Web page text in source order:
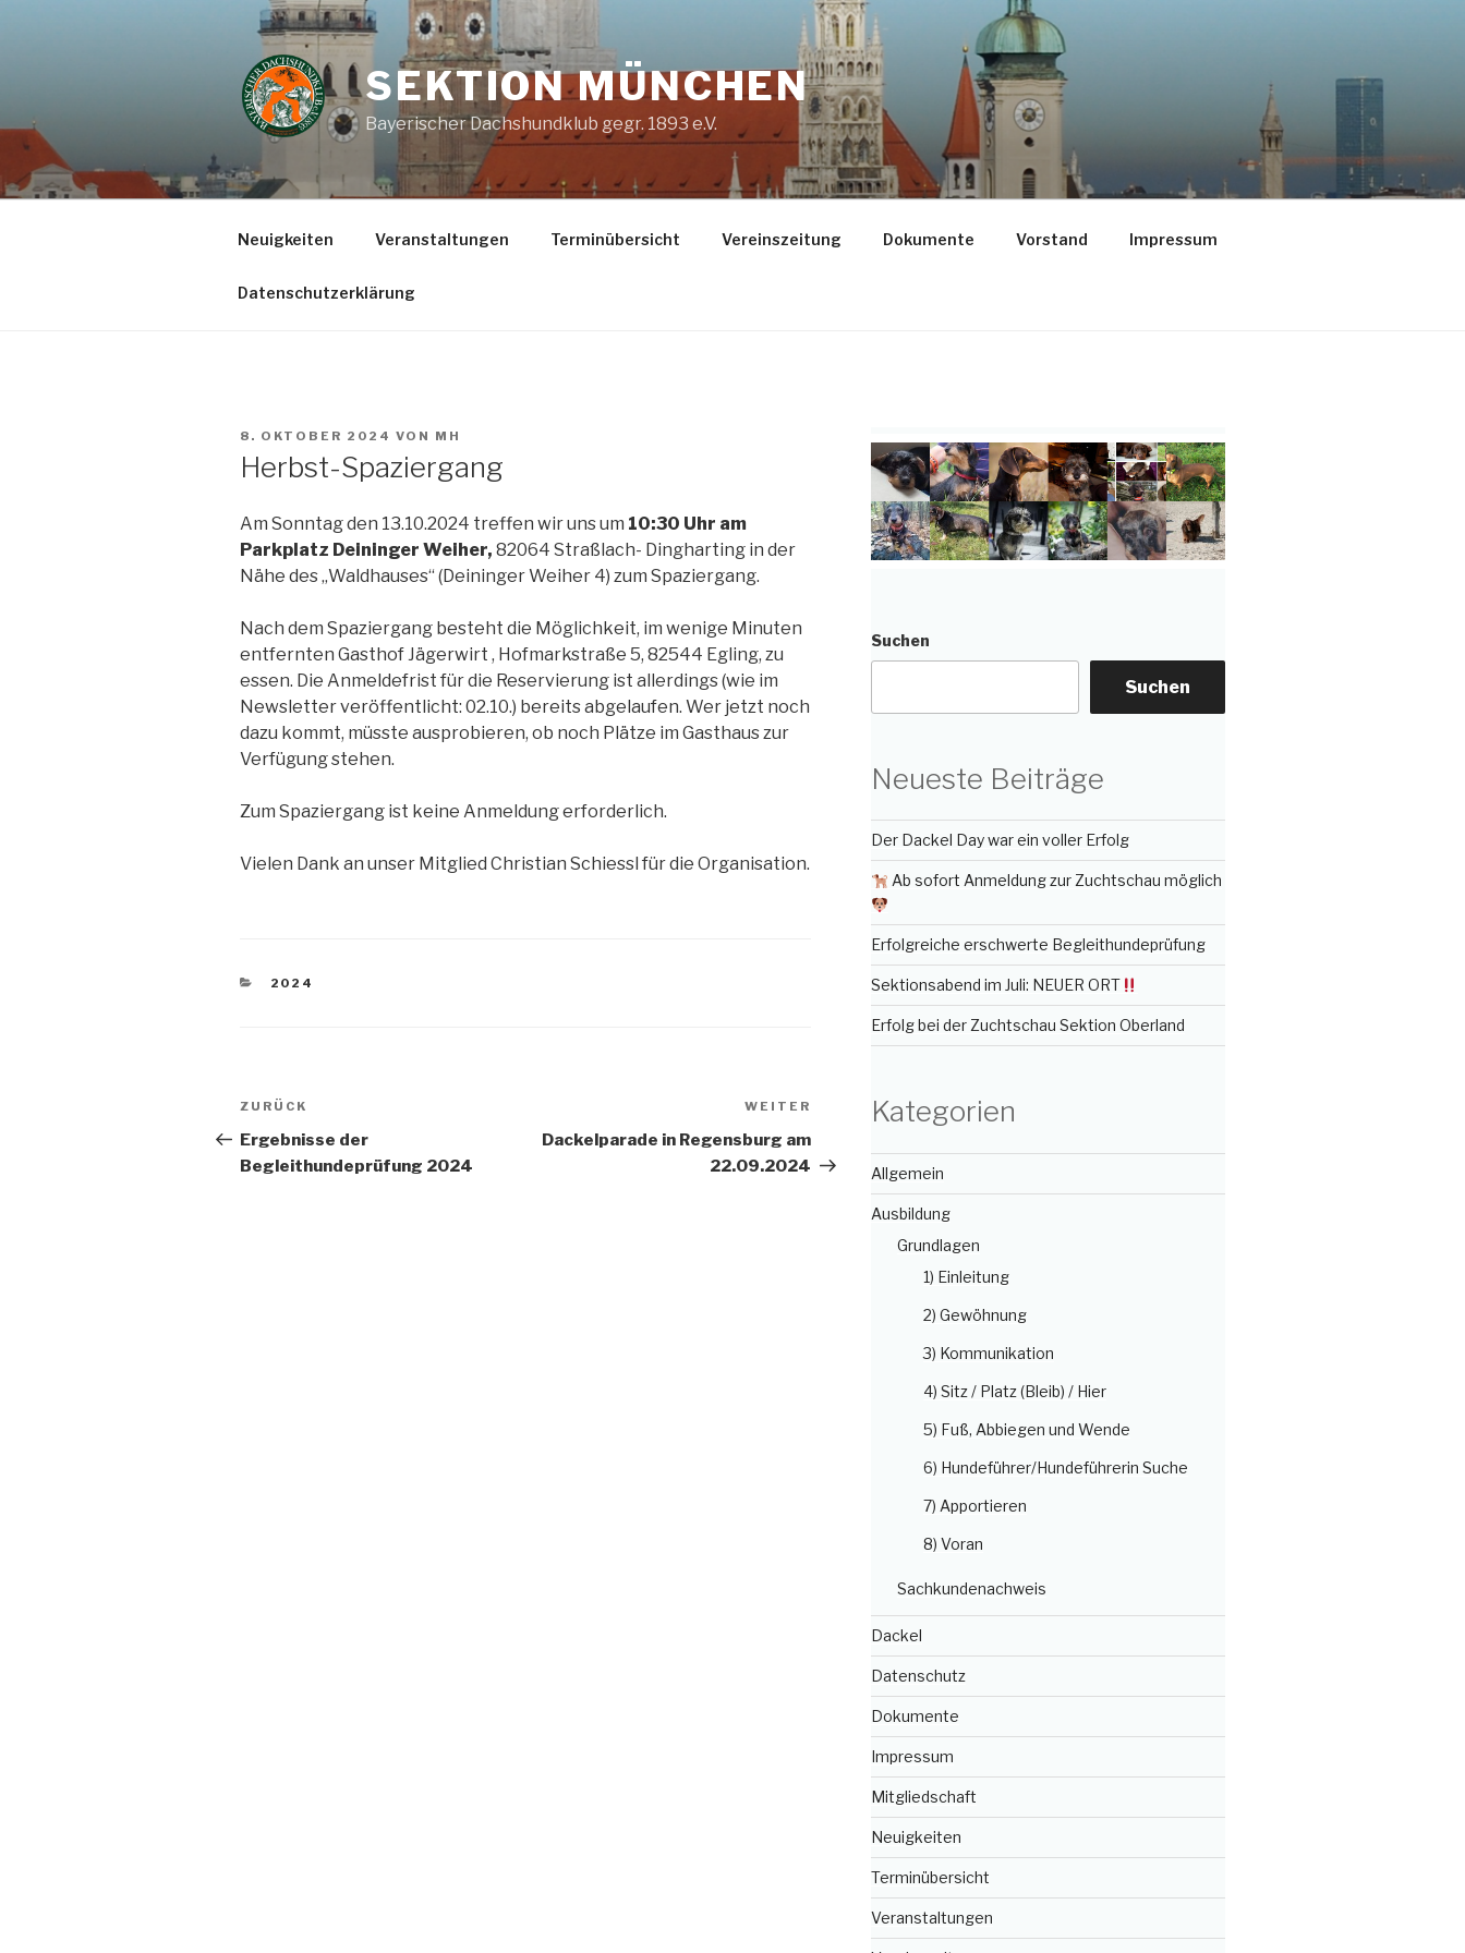
SEKTION MÜNCHEN
Bayerischer Dachshundklub gegr. 1893 e.V.
Neuigkeiten Veranstaltungen Terminübersicht Vereinszeitung Dokumente Vorstand Impressum
Datenschutzerklärung
VERÖFFENTLICHT
8. OKTOBER 2024 VON MH
Herbst-Spaziergang
Am Sonntag den 13.10.2024 treffen wir uns um 10:30 Uhr am
Parkplatz Deininger Weiher, 82064 Straßlach- Dingharting in der
Nähe des „Waldhauses“ (Deininger Weiher 4) zum Spaziergang.
Nach dem Spaziergang besteht die Möglichkeit, im wenige Minuten
entfernten Gasthof Jägerwirt , Hofmarkstraße 5, 82544 Egling, zu
essen. Die Anmeldefrist für die Reservierung ist allerdings (wie im
Newsletter veröffentlicht: 02.10.) bereits abgelaufen. Wer jetzt noch
dazu kommt, müsste ausprobieren, ob noch Plätze im Gasthaus zur
Verfügung stehen.
Zum Spaziergang ist keine Anmeldung erforderlich.
Vielen Dank an unser Mitglied Christian Schiessl für die Organisation.
KATEGORIEN
2024
Beitragsnavigation
Vorheriger
Beitrag
ZURÜCK
Ergebnisse der
Begleithundeprüfung 2024
Nächster
Beitrag
WEITER
Dackelparade in Regensburg am
22.09.2024
Suchen
Suchen
Neueste Beiträge
Der Dackel Day war ein voller Erfolg
Ab sofort Anmeldung zur Zuchtschau möglich
Erfolgreiche erschwerte Begleithundeprüfung
Sektionsabend im Juli: NEUER ORT
Erfolg bei der Zuchtschau Sektion Oberland
Kategorien
Allgemein
Ausbildung
Grundlagen
1) Einleitung
2) Gewöhnung
3) Kommunikation
4) Sitz / Platz (Bleib) / Hier
5) Fuß, Abbiegen und Wende
6) Hundeführer/Hundeführerin Suche
7) Apportieren
8) Voran
Sachkundenachweis
Dackel
Datenschutz
Dokumente
Impressum
Mitgliedschaft
Neuigkeiten
Terminübersicht
Veranstaltungen